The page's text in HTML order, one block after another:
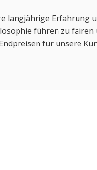
langjährige Erfahrung
führen zu fairen
Endpreisen für unsere